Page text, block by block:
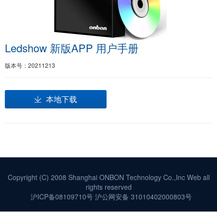
Ledshow 新版APP 用户手册
版本号：20211213
本地下载
Copyright (C) 2008 Shanghai ONBON Technology Co.,Inc Web all
rights reserved
沪ICP备08109710号沪公网安备 31010402000803号